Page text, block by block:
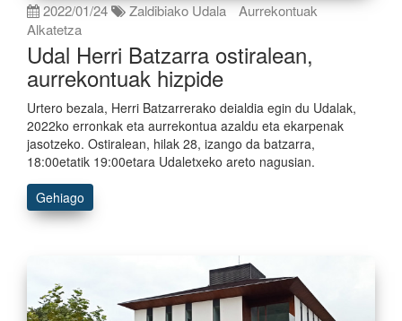
2022/01/24 Zaldibiako Udala
Aurrekontuak
Alkatetza
Udal Herri Batzarra ostiralean,
aurrekontuak hizpide
Urtero bezala, Herri Batzarrerako deialdia egin du Udalak,
2022ko erronkak eta aurrekontua azaldu eta ekarpenak
jasotzeko. Ostiralean, hilak 28, izango da batzarra,
18:00etatik 19:00etara Udaletxeko areto nagusian.
Gehiago